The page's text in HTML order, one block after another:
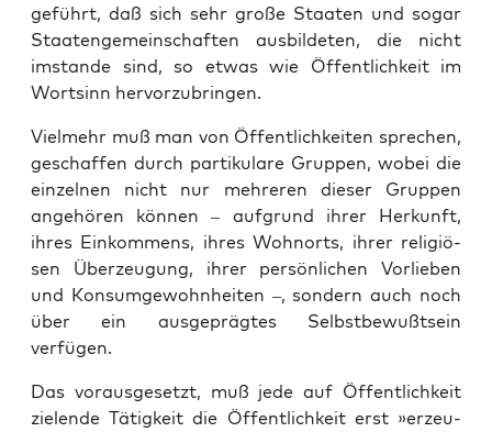
geführt, daß sich sehr gro­ße Staa­ten und sogar
Staa­ten­ge­mein­schaf­ten aus­bil­de­ten, die nicht
imstan­de sind, so etwas wie Öffent­lich­keit im
Wort­sinn hervorzubringen.
Viel­mehr muß man von Öffent­lich­kei­ten spre­chen,
geschaf­fen durch par­ti­ku­la­re Grup­pen, wobei die
ein­zel­nen nicht nur meh­re­ren die­ser Grup­pen
ange­hö­ren kön­nen – auf­grund ihrer Her­kunft,
ihres Ein­kom­mens, ihres Wohn­orts, ihrer reli­giö­
sen Über­zeu­gung, ihrer per­sön­li­chen Vor­lie­ben
und Kon­sum­ge­wohn­hei­ten –, son­dern auch noch
über ein aus­ge­präg­tes Selbst­be­wußt­sein
verfügen.
Das vor­aus­ge­setzt, muß jede auf Öffent­lich­keit
zie­len­de Tätig­keit die Öffent­lich­keit erst »erzeu­